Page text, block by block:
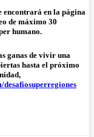
encontrará en la página
de máximo 30
humano.
ganas de vivir una
hasta el próximo
desafiosuperregiones